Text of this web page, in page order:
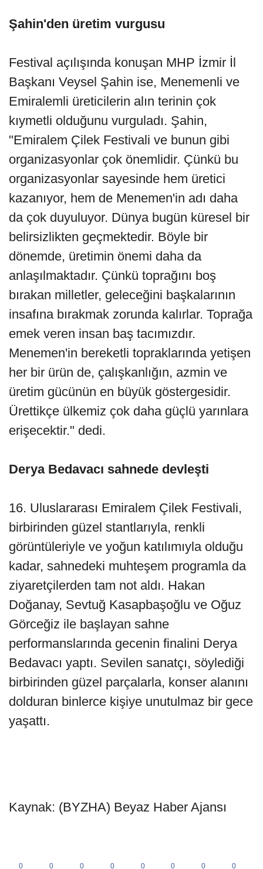
Şahin'den üretim vurgusu
Festival açılışında konuşan MHP İzmir İl
Başkanı Veysel Şahin ise, Menemenli ve
Emiralemli üreticilerin alın terinin çok
kıymetli olduğunu vurguladı. Şahin,
"Emiralem Çilek Festivali ve bunun gibi
organizasyonlar çok önemlidir. Çünkü bu
organizasyonlar sayesinde hem üretici
kazanıyor, hem de Menemen'in adı daha
da çok duyuluyor. Dünya bugün küresel bir
belirsizlikten geçmektedir. Böyle bir
dönemde, üretimin önemi daha da
anlaşılmaktadır. Çünkü toprağını boş
bırakan milletler, geleceğini başkalarının
insafına bırakmak zorunda kalırlar. Toprağa
emek veren insan baş tacımızdır.
Menemen'in bereketli topraklarında yetişen
her bir ürün de, çalışkanlığın, azmin ve
üretim gücünün en büyük göstergesidir.
Ürettikçe ülkemiz çok daha güçlü yarınlara
erişecektir." dedi.
Derya Bedavacı sahnede devleşti
16. Uluslararası Emiralem Çilek Festivali,
birbirinden güzel stantlarıyla, renkli
görüntüleriyle ve yoğun katılımıyla olduğu
kadar, sahnedeki muhteşem programla da
ziyaretçilerden tam not aldı. Hakan
Doğanay, Sevtuğ Kasapbaşoğlu ve Oğuz
Görceğiz ile başlayan sahne
performanslarında gecenin finalini Derya
Bedavacı yaptı. Sevilen sanatçı, söylediği
birbirinden güzel parçalarla, konser alanını
dolduran binlerce kişiye unutulmaz bir gece
yaşattı.
Kaynak: (BYZHA) Beyaz Haber Ajansı